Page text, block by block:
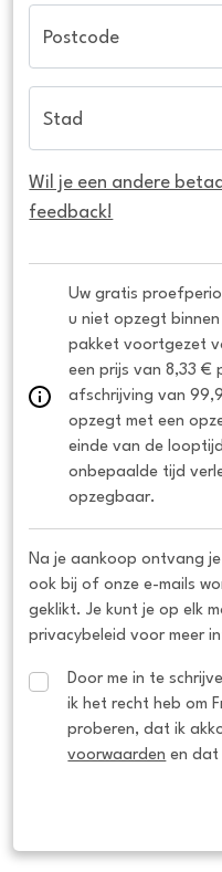
Postcode
Stad
Wil je een andere
feedback!
Uw gratis
u niet opzegt
pakket voortgezet
een prijs van 8,33 €
afschrijving van
opzegt met een
einde van de
onbepaalde tijd
opzegbaar.
Na je aankoop ontvang
ook bij of onze e-mails
geklikt. Je kunt je op elk
privacybeleid voor meer
Door me in te
ik het recht heb om
proberen, dat ik
voorwaarden en dat